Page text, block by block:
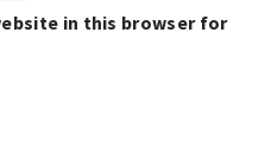
in this browser for